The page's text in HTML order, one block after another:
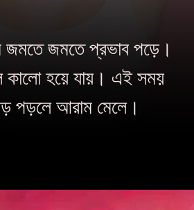
জমতে জমতে প্রভাব পড়ে।
কালো হয়ে যায়। এই সময়
পড়লে আরাম মেলে।